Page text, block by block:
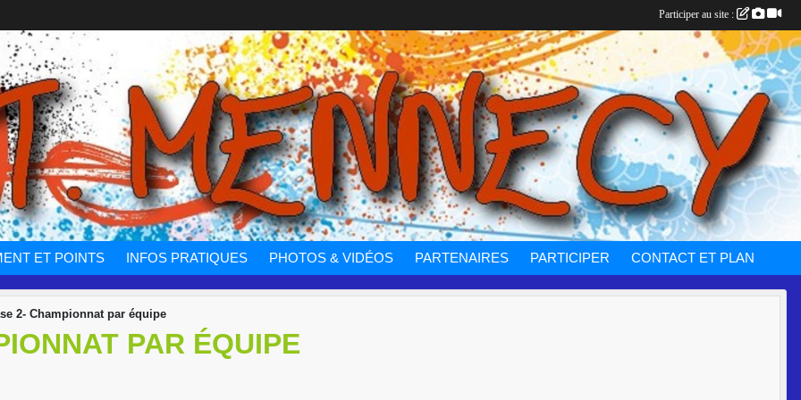
ET POINTS INFOS PRATIQUES PHOTOS & VIDÉOS PARTENAIRES PARTICIPER CONTACT ET PLAN
2- Championnat par équipe
PAR ÉQUIPE
Participer au site :